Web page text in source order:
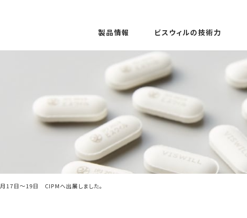
製品情報 ビスウィルの技術力
17日～19日 CIPMへ出展しました。